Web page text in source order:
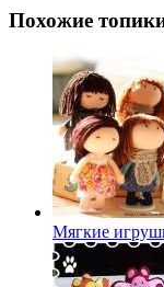
Похожие
Мягкие